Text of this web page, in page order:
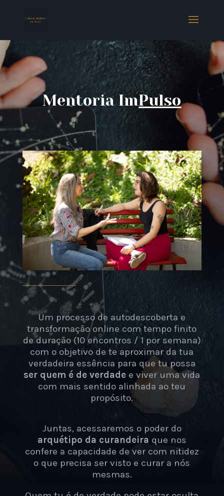
Mentoria ImPulso
Um processo de autodescoberta e
transformação online com tempo finito
de duração (10 encontros / 1 por semana)
com o objetivo de te aproximar da tua
verdadeira essência para que tu possa
ser quem é de verdade e viver uma vida
com mais sentido alinhada ao teu
propósito.
Juntas, acessaremos o poder do
arquétipo da curandeira que nos
confere a capacidade de ver com nitidez
o que precisa ser visto e curar a nós
mesmas.